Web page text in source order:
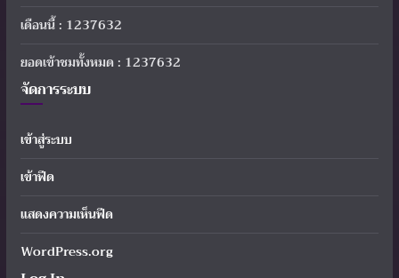
เดือนนี้ : 1237632
ยอดเข้าชมทั้งหมด : 1237632
จัดการระบบ
เข้าสู่ระบบ
เข้าฟีด
แสดงความเห็นฟีด
WordPress.org